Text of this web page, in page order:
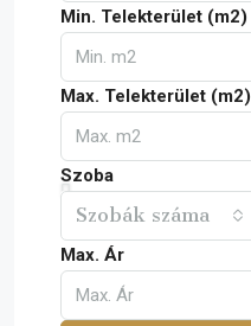
Min. Telekterület (m2)
Max. Telekterület (m2)
Szoba
Szobák száma
Max. Ár